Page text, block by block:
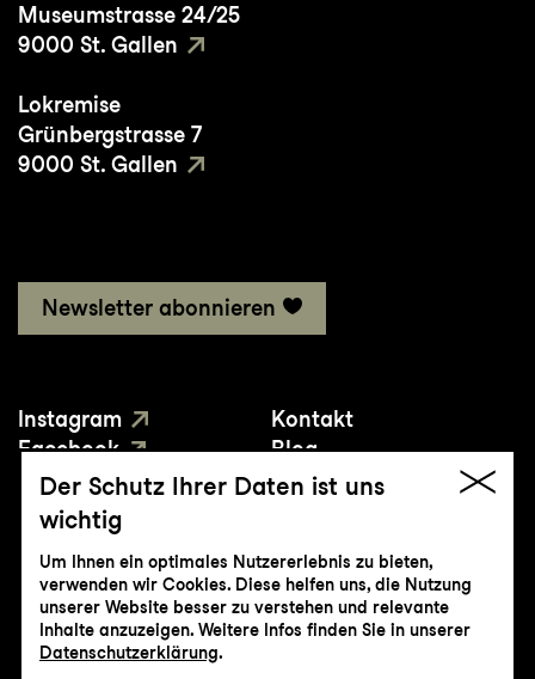
Museumstrasse 24/25
9000 St. Gallen
Lokremise
Grünbergstrasse 7
9000 St. Gallen
Newsletter abonnieren
Instagram
Facebook
YouTube
Kontakt
Blog
Presse
© Genossenschaft Konzert und Theater
Der Schutz Ihrer Daten ist uns
wichtig
Um Ihnen ein optimales Nutzererlebnis zu bieten,
verwenden wir Cookies. Diese helfen uns, die Nutzung
unserer Website besser zu verstehen und relevante
Inhalte anzuzeigen. Weitere Infos finden Sie in unserer
Datenschutzerklärung.